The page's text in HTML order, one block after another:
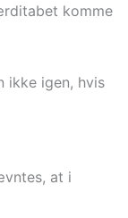
komme
ikke igen, hvis
at i